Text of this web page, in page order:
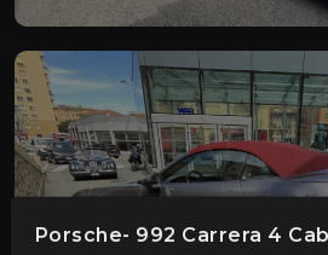
Porsche- 992 Carrera 4